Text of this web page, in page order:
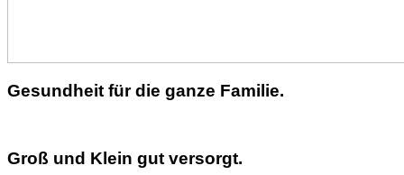
Gesundheit für die ganze Familie.
Groß und Klein gut versorgt.